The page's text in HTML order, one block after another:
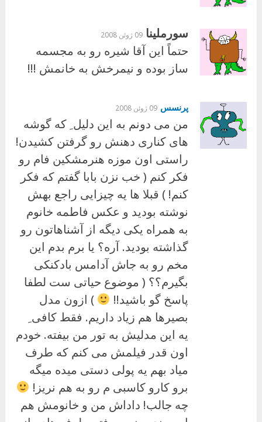
سورملینا 09 ژوئن 2008
حتماً این آقا شیره رو به مجسمه
ساز بوده و نیمرخش به خانمش !!!
پرنسس 09 ژوئن 2008
من می دونم به این دلیل ِ که گوشه
های کناری دهنش رو گرفتن کشیدن!
راستی اون موزه هنرمشکین فام رو
فکر کنم ( خب نزن بابا گفتم که فکر
کنم! ) قبلا ها یه چیزایی راجع بهش
نوشته بودید و عکس فاطمه خانوم
به همراه یکی دیگه از آشناهاتون رو
گذاشته بودید. آره؟ یا برم بدم این
مخم رو به جاش آدامس بادکنکی
بگیرم؟؟ ( موضوع حیاتی ست لطفا
پاسخ گو باشید!!
) ازون مدل
بصیرها هم زیاد داریم. فقط کافی ِ
یه این مدلیش به تور من بیفته. خودم
اون قدر فیلمش می کنم که طرف
میاد بهم یه پولی دستی میده میگه
برو کارو کاسبی م رو به هم نریز!
چه جالب! داداش من و خانومش هم